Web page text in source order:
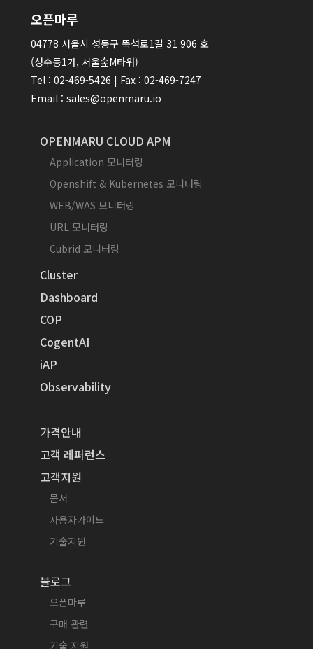
오픈마루
04778 서울시 성동구 뚝섬로1길 31 906 호
(성수동1가, 서울숲M타워)
Tel : 02-469-5426 | Fax : 02-469-7247
Email : sales@openmaru.io
OPENMARU CLOUD APM
Application 모니터링
Openshift & Kubernetes 모니터링
WEB/WAS 모니터링
URL 모니터링
Cubrid 모니터링
Cluster
Dashboard
COP
CogentAI
iAP
Observability
가격안내
고객 레퍼런스
고객지원
문서
사용자가이드
기술지원
블로그
오픈마루
구매 관련
기술 지원